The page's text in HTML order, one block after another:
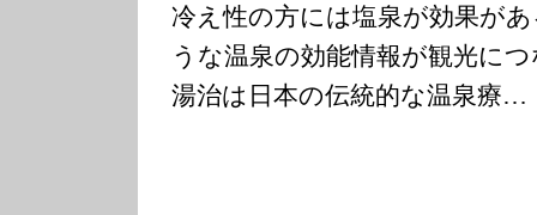
冷え性の方には塩泉が効果が
うな温泉の効能情報が観光に
湯治は日本の伝統的な温泉療…